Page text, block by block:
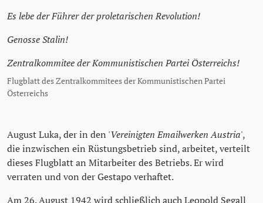
Es lebe der Führer der proletarischen Revolution!
Genosse Stalin!
Zentralkommitee der Kommunistischen Partei Österreichs!
Flugblatt des Zentralkommitees der Kommunistischen Partei
Österreichs
August Luka, der in den 'Vereinigten Emailwerken Austria',
die inzwischen ein Rüstungsbetrieb sind, arbeitet, verteilt
dieses Flugblatt an Mitarbeiter des Betriebs. Er wird
verraten und von der Gestapo verhaftet.
Am 26. August 1942 wird schließlich auch Leopold Segall